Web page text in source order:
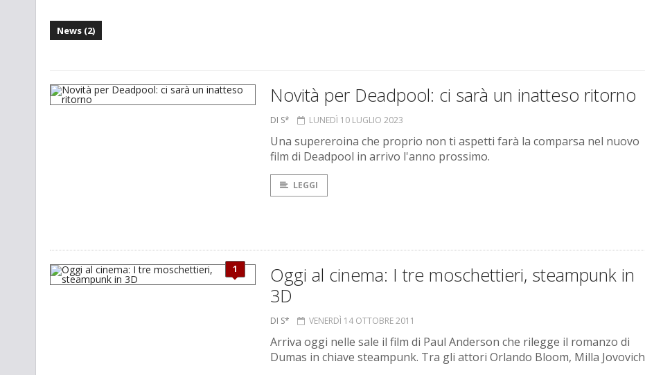
News (2)
Novità per Deadpool: ci sarà un inatteso ritorno
DI S* LUNEDÌ 10 LUGLIO 2023
Una supereroina che proprio non ti aspetti farà la comparsa nel nuovo
film di Deadpool in arrivo l'anno prossimo.
LEGGI
1
Oggi al cinema: I tre moschettieri, steampunk in
3D
DI S* VENERDÌ 14 OTTOBRE 2011
Arriva oggi nelle sale il film di Paul Anderson che rilegge il romanzo di
Dumas in chiave steampunk. Tra gli attori Orlando Bloom, Milla Jovovich